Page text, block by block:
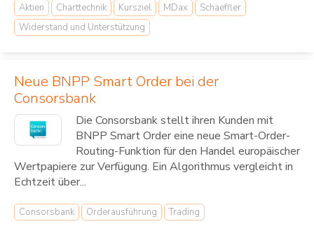
Aktien Charttechnik Kursziel MDax
Schaeffler
Widerstand und Unterstützung
Neue BNPP Smart Order bei der
Consorsbank
Die Consorsbank stellt ihren Kunden mit
BNPP Smart Order eine neue Smart-Order-
Routing-Funktion für den Handel europäischer
Wertpapiere zur Verfügung. Ein Algorithmus vergleicht in
Echtzeit über...
Consorsbank Orderausführung Trading